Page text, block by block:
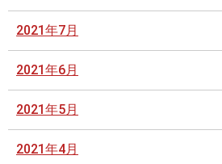
2021年7月
2021年6月
2021年5月
2021年4月